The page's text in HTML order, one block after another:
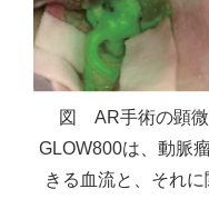
図 AR手術の顕微
GLOW800は、動脈
きる血流と、それに